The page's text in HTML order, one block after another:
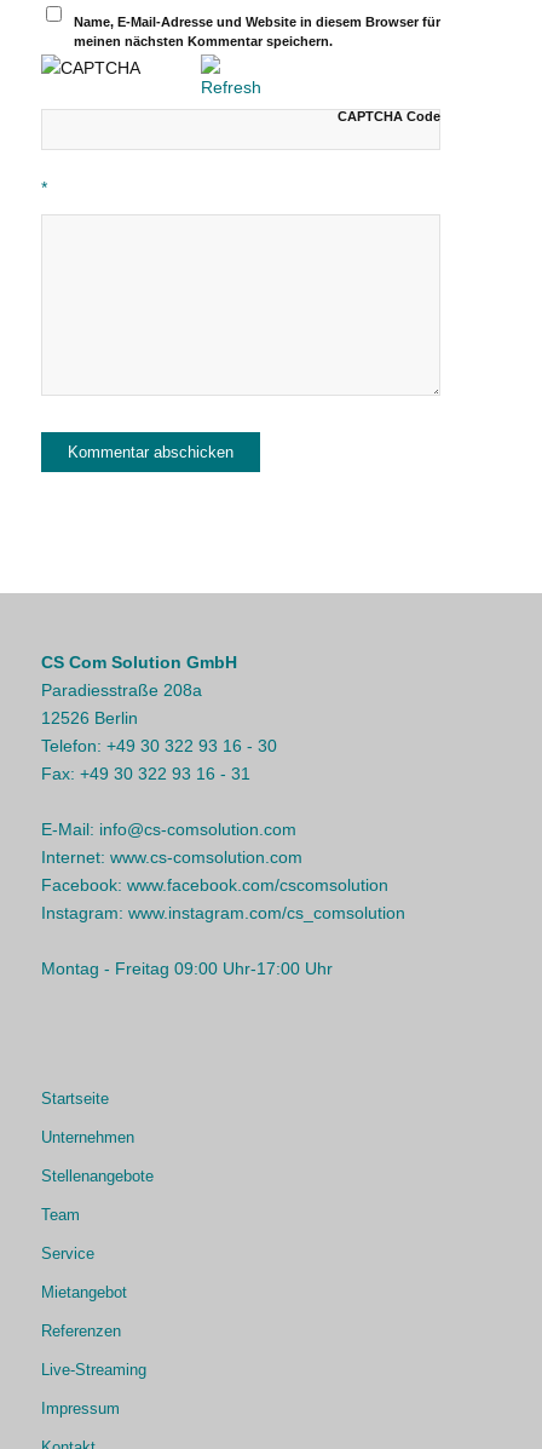
Name, E-Mail-Adresse und Website in diesem Browser für
meinen nächsten Kommentar speichern.
CAPTCHA Code
*
CS Com Solution GmbH
Paradiesstraße 208a
12526 Berlin
Telefon: +49 30 322 93 16 - 30
Fax: +49 30 322 93 16 - 31
E-Mail: info@cs-comsolution.com
Internet: www.cs-comsolution.com
Facebook: www.facebook.com/cscomsolution
Instagram: www.instagram.com/cs_comsolution
Montag - Freitag 09:00 Uhr-17:00 Uhr
Startseite
Unternehmen
Stellenangebote
Team
Service
Mietangebot
Referenzen
Live-Streaming
Impressum